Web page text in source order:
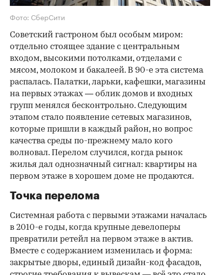
Фото: СберСити
Советский гастроном был особым миром:
отдельно стоящее здание с центральным
входом, высокими потолками, отделами с
мясом, молоком и бакалеей. В 90-е эта система
распалась. Палатки, ларьки, кафешки, магазины
на первых этажах — облик домов и входных
групп менялся бесконтрольно. Следующим
этапом стало появление сетевых магазинов,
которые пришли в каждый район, но вопрос
качества среды по-прежнему мало кого
волновал. Перелом случился, когда рынок
жилья дал однозначный сигнал: квартиры на
первом этаже в хорошем доме не продаются.
Точка перелома
Системная работа с первыми этажами началась
в 2010-е годы, когда крупные девелоперы
превратили ретейл на первом этаже в актив.
Вместе с содержанием изменилась и форма:
закрытые дворы, единый дизайн-код фасадов,